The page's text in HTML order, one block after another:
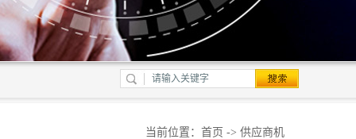
当前位置： 首页 -> 供应商机